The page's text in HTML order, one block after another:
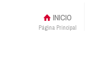
INICIO
Página Principal